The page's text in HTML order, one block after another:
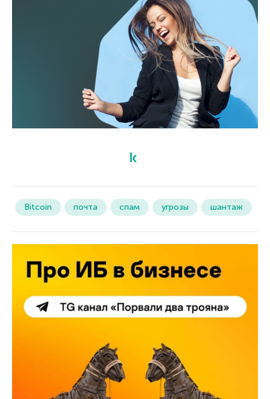
Bitcoin почта спам угрозы шантаж